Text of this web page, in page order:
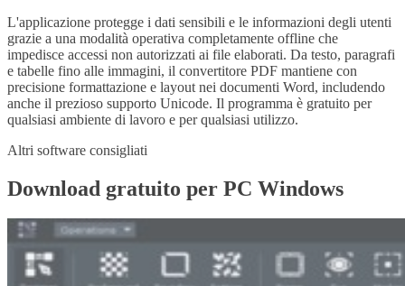
L'applicazione protegge i dati sensibili e le informazioni degli utenti
grazie a una modalità operativa completamente offline che
impedisce accessi non autorizzati ai file elaborati. Da testo, paragrafi
e tabelle fino alle immagini, il convertitore PDF mantiene con
precisione formattazione e layout nei documenti Word, includendo
anche il prezioso supporto Unicode. Il programma è gratuito per
qualsiasi ambiente di lavoro e per qualsiasi utilizzo.
Altri software consigliati
Download gratuito per PC Windows